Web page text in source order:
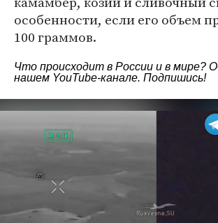
особенности, если его объем
100 граммов.
Что происходит в России и в мире?
нашем YouTube-канале. Подпишись!